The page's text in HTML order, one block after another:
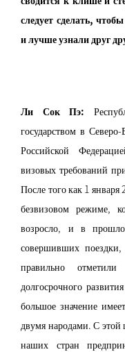
следует сделать,
и лучше узнали друг
Ли Сок Пэ:
государством в
Российской
визовых требований
После того как 1 января
безвизовом режиме,
возросло, и в
совершивших
правильно
долгосрочного
большое значение
двумя народами. С этой
наших стран